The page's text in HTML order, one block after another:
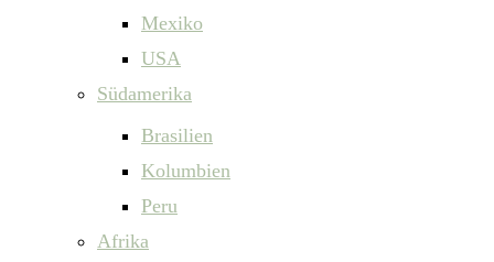
Mexiko
USA
Südamerika
Brasilien
Kolumbien
Peru
Afrika